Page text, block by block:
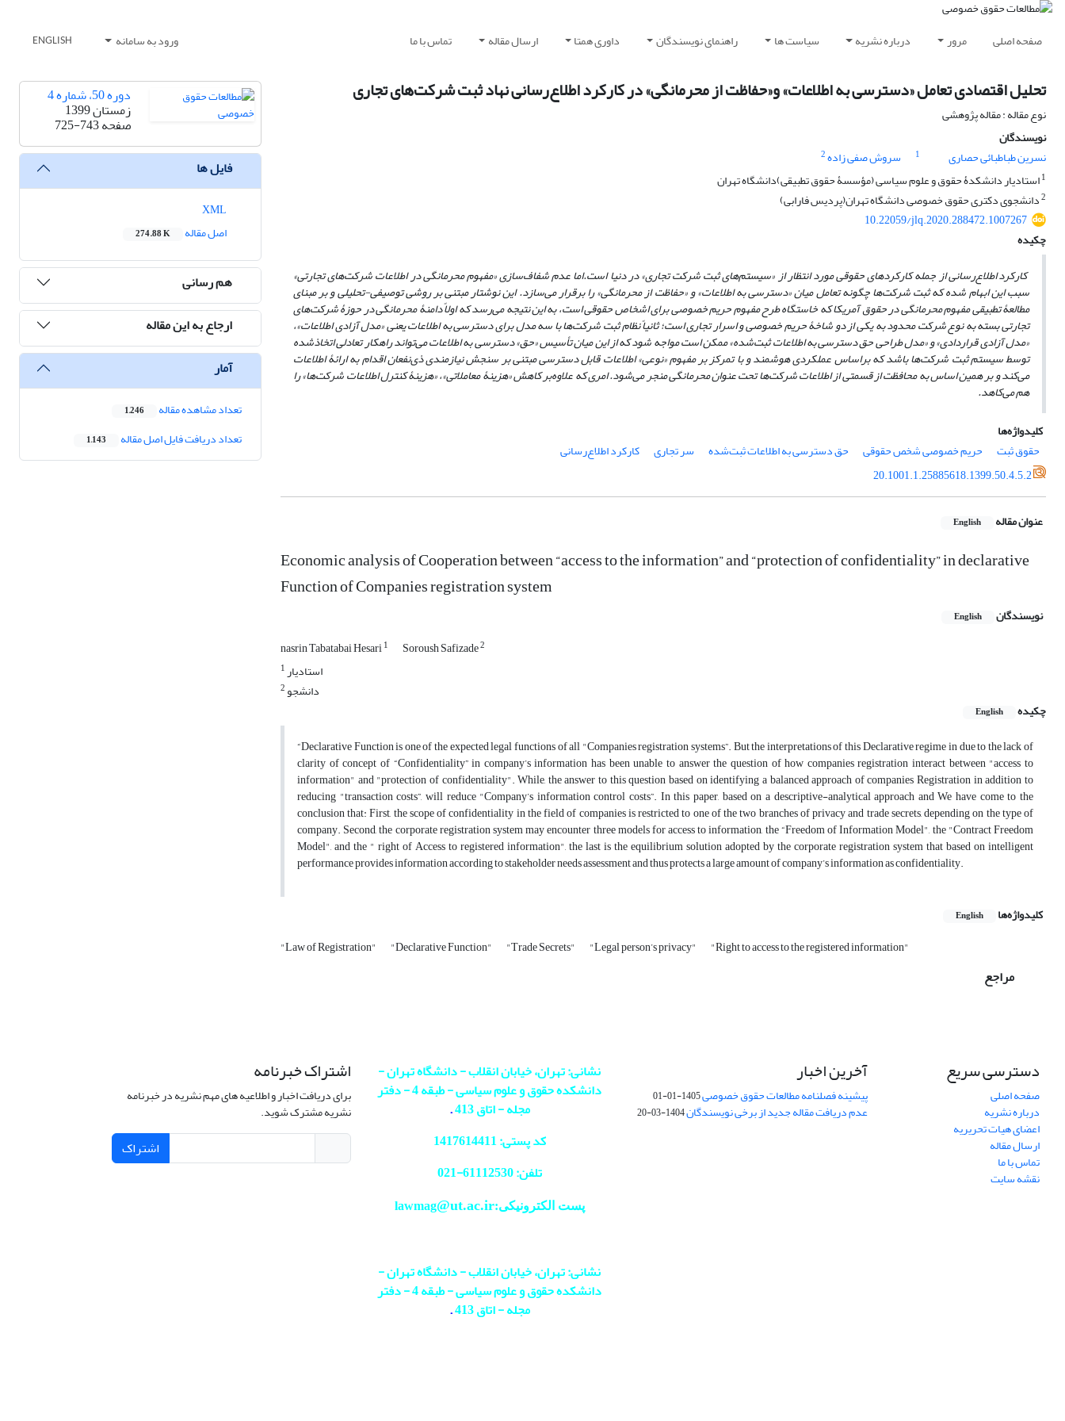
صفحه اصلی مرور درباره نشریه سیاست ها راهنمای نویسندگان داوری همتا ارسال مقاله تماس با ما ورود به سامانه ENGLISH
تحلیل اقتصادی تعامل «دسترسی به اطلاعات» و«حفاظت از محرمانگی» در کارکرد اطلاع‌رسانی نهاد ثبت شرکت‌های تجاری
نوع مقاله : مقاله پژوهشی
نویسندگان
نسرین طباطبائی حصاری
1 سروش صفی زاده2
1استادیار دانشکدۀ حقوق و علوم سیاسی (مؤسسۀ حقوق تطبیقی)دانشگاه تهران
2دانشجوی دکتری حقوق خصوصی دانشگاه تهران(پردیس فارابی)
10.22059/jlq.2020.288472.1007267
چکیده
کارکرد اطلاع‌رسانی از جمله کارکردهای حقوقی مورد انتظار از «سیستم‌های ثبت شرکت تجاری» در دنیا است.اما عدم شفاف‌سازی «مفهوم محرمانگی در اطلاعات شرکت‌های تجارتی»
سبب این ابهام شده که ثبت شرکت‌ها چگونه تعامل میان «دسترسی به اطلاعات» و «حفاظت از محرمانگی» را برقرار می‌سازد. این نوشتار مبتنی بر روشی توصیفی-تحلیلیو بر مبنای
مطالعۀ تطبیقی مفهوم محرمانگی در حقوق آمریکا که خاستگاه طرح مفهوم حریم خصوصی برای اشخاص حقوقی است، به این نتیجه می‌رسد که اولاً دامنۀ محرمانگی در حوزۀ شرکت‌های
تجارتی بسته به نوع شرکت محدود به یکی از دو شاخۀ حریم خصوصی و اسرار تجاری است؛ ثانیاً نظام ثبت شرکت‌ها با سه مدل برای دسترسی به اطلاعات یعنی «مدل آزادی اطلاعات»،
«مدل آزادی قراردادی» و «مدل طراحی حق دسترسی به اطلاعات ثبت‌شده» ممکن است مواجه شود که از این میان تأسیس «حق» دسترسی به اطلاعات می‌تواند راهکار تعادلی اتخاذشده
توسط سیستم ثبت شرکت‌ها باشد که براساس عملکردی هوشمند و با تمرکز بر مفهوم «نوعی» اطلاعات قابل دسترسی مبتنی بر سنجش نیازمندی ذی‌نفعان اقدام به ارائۀ اطلاعات
می‌کند و بر همین اساس به محافظت از قسمتی از اطلاعات شرکت‌ها تحت عنوان محرمانگی منجر می‌شود. امری که علاوه‌بر کاهش «هزینۀ معاملاتی»، «هزینۀ کنترل اطلاعات شرکت‌ها» را
هم می‌کاهد.
کلیدواژه‌ها
حقوق ثبت
حریم خصوصی شخص حقوقی حق دسترسی به اطلاعات ثبت‌شده سر تجاری
کارکرد اطلاع‌رسانی
20.1001.1.25885618.1399.50.4.5.2
عنوان مقاله English
Economic analysis of Cooperation between “access to the information” and “protection of confidentiality” in declarative
Function of Companies registration system
نویسندگان English
nasrin Tabatabai Hesari1 Soroush Safizade2
1استادیار
2دانشجو
چکیده
English
“Declarative Function is one of the expected legal functions of all "Companies registration systems”. But the interpretations of this Declarative regime in due to the lack of
clarity of concept of “Confidentiality” in company’s information has been unable to answer the question of how companies registration interact between "access to
information" and "protection of confidentiality". While, the answer to this question based on identifying a balanced approach of companies Registration in addition to
reducing "transaction costs”, will reduce "Company’s information control costs”. In this paper, based on a descriptive-analytical approach and We have come to the
conclusion that: First, the scope of confidentiality in the field of companies is restricted to one of the two branches of privacy and trade secrets, depending on the type of
company. Second, the corporate registration system may encounter three models for access to information, the “Freedom of Information Model", the "Contract Freedom
Model", and the " right of Access to registered information", the last is the equilibrium solution adopted by the corporate registration system that based on intelligent
performance provides information according to stakeholder needs assessment and thus protects a large amount of company’s information as confidentiality.
کلیدواژه‌ها English
"Law of Registration" "Declarative Function" "Trade Secrets" "Legal person’s privacy" "Right to access to the registered information"
مراجع
دوره 50، شماره 4
زمستان 1399
صفحه725-743
فایل ها
اصل مقاله
274.88 K
هم رسانی
ارجاع به این مقاله
آمار
تعداد مشاهده مقاله 1,246
تعداد دریافت فایل اصل مقاله 1,143
دسترسی سریع
صفحه اصلی
درباره نشریه
اعضای هیات تحریریه
ارسال مقاله
تماس با ما
نقشه سایت
آخرین اخبار
پیشینه فصلنامه مطالعات حقوق خصوصی1405-01-01
عدم دریافت مقاله جدید از برخی نویسندگان1404-03-20
نشانی: تهران، خیابان انقلاب - دانشگاه تهران -
دانشکده حقوق و علوم سیاسی - طبقه 4 - دفتر
مجله - اتاق 413
.
کد پستی: 1417614411
تلفن: 61112530-
021
پست الکترونیکی:lawmag@ut.ac.ir
نشانی: تهران، خیابان انقلاب - دانشگاه تهران -
دانشکده حقوق و علوم سیاسی - طبقه 4 - دفتر
مجله - اتاق 413
.
اشتراک خبرنامه
برای دریافت اخبار و اطلاعیه های مهم نشریه در خبرنامه
نشریه مشترک شوید.
اشتراک